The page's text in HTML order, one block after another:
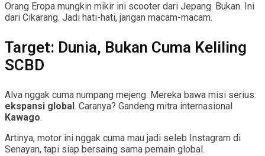
Orang Eropa mungkin mikir ini scooter dari Jepang. Bukan. Ini
dari Cikarang. Jadi hati-hati, jangan macam-macam.
Target: Dunia, Bukan Cuma Keliling
SCBD
Alva nggak cuma numpang mejeng. Mereka bawa misi serius:
ekspansi global . Caranya? Gandeng mitra internasional
Kawago.
Artinya, motor ini nggak cuma mau jadi seleb Instagram di
Senayan, tapi siap bersaing sama pemain global.